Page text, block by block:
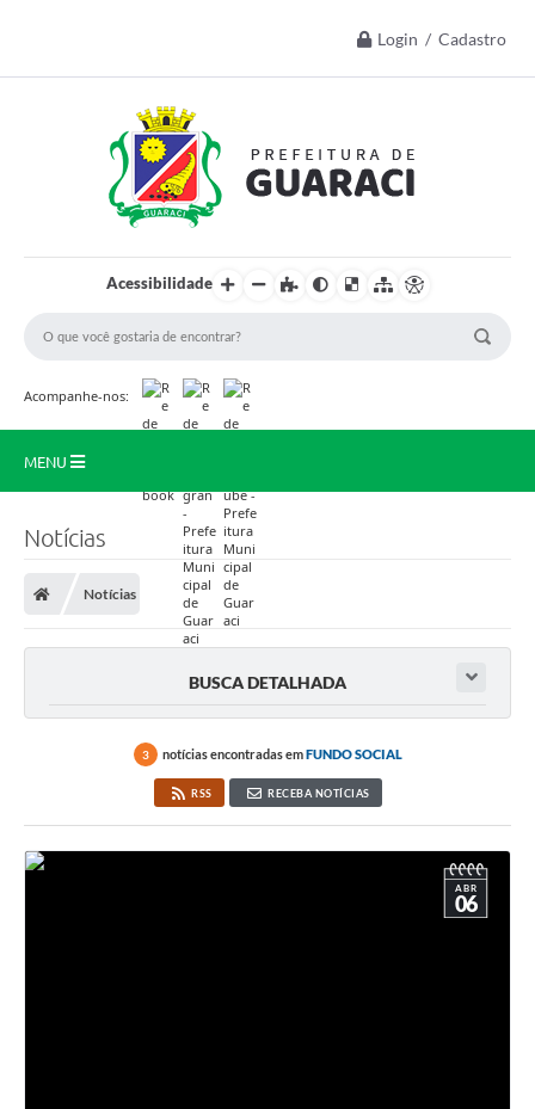
Login / Cadastro
Acessibilidade
Acompanhe-nos:
MENU
Audiências Públicas
Notícias
Notícias
BUSCA DETALHADA
3 notícias encontradas emFUNDO SOCIAL
RSS RECEBA NOTÍCIAS
ABR
06